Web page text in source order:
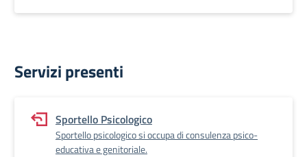
Servizi presenti
Sportello Psicologico
Sportello psicologico si occupa di consulenza psico-
educativa e genitoriale.